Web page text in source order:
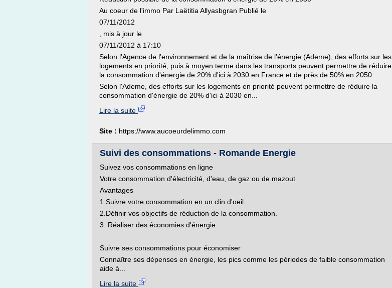
Au coeur de l'immo Par Laëtitia Allyasbgran Publié le
07/11/2012
, mis à jour le
07/11/2012 à 17:10
Selon l'Agence de l'environnement et de la maîtrise de l'énergie (Ademe), des efforts sur les
logements en priorité, puis à moyen terme dans les transports peuvent permettre de réduire
la consommation d'énergie de 20% d'ici à 2030 en France et de près de 50% en 2050.
Selon l'Ademe, des efforts sur les logements en priorité peuvent permettre de réduire la
consommation d'énergie de 20% d'ici à 2030 en...
Lire la suite
Site : https://www.aucoeurdelimmo.com
Suivi des consommations - Romande Energie
Suivez vos consommations en ligne
Votre consommation d'électricité, d'eau, de gaz ou de mazout
Avantages
1.Suivre votre consommation en un clin d'oeil.
2.Définir vos objectifs de réduction de la consommation.
3. Réaliser des économies d'énergie.
Suivre ses consommations pour économiser
Connaître ses dépenses en énergie, les pics comme les périodes de faible consommation
aide à...
Lire la suite